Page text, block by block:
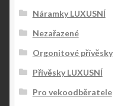
Náramky LUXUSNÍ
Nezařazené
Orgonitové přívěsky
Přívěsky LUXUSNÍ
Pro vekoodběratele